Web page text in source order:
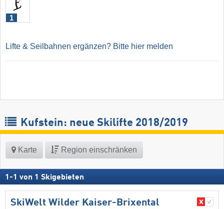
1
Lifte & Seilbahnen ergänzen? Bitte hier melden
Kufstein: neue Skilifte 2018/2019
Karte Region einschränken
1 -1 von 1 Skigebieten
SkiWelt Wilder Kaiser-Brixental